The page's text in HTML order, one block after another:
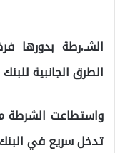
الشـ.رطة
الطرق الجانبية
واستطاعت الشرطة
تدخل سريع في